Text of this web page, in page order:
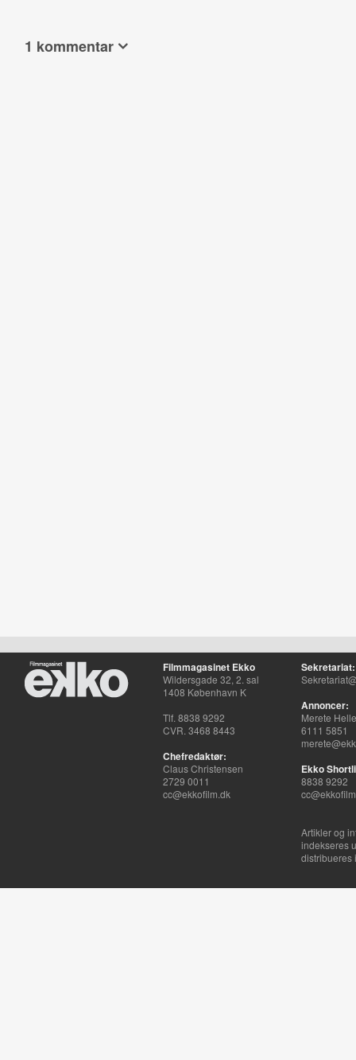
1 kommentar
Filmmagasinet Ekko
Wildersgade 32, 2. sal
1408 København K
Tlf. 8838 9292
CVR. 3468 8443
Chefredaktør:
Claus Christensen
2729 0011
cc@ekkofilm.dk
Sekretariat:
Annoncer:
Merete
6111 5851
Ekko
8838 9292
Artikler og
indekseres
distribueres